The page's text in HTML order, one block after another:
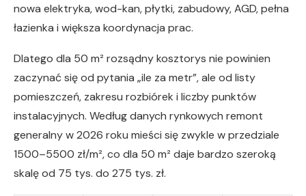
nowa elektryka, wod-kan, płytki, zabudowy, AGD, pełna
łazienka i większa koordynacja prac.
Dlatego dla 50 m² rozsądny kosztorys nie powinien
zaczynać się od pytania „ile za metr”, ale od listy
pomieszczeń, zakresu rozbiórek i liczby punktów
instalacyjnych. Według danych rynkowych remont
generalny w 2026 roku mieści się zwykle w przedziale
1500–5500 zł/m², co dla 50 m² daje bardzo szeroką
skalę od 75 tys. do 275 tys. zł.